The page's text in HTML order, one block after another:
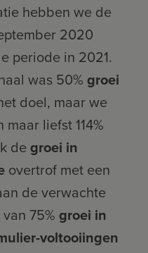
hebben we de
2020
periode in 2021.
was 50% groei
doel, maar we
liefst 114%
degroei in
overtrof met een
de verwachte
75% groei in
voltooiingen